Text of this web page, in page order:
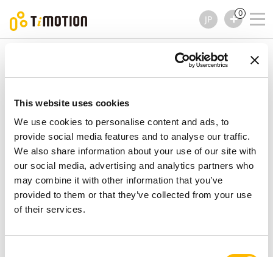
This website uses cookies
We use cookies to personalise content and ads, to
provide social media features and to analyse our traffic.
We also share information about your use of our site with
our social media, advertising and analytics partners who
may combine it with other information that you’ve
provided to them or that they’ve collected from your use
of their services.
JP
0
SR1 シリーズ
SR1 シリーズ
リニア アクチュエーター